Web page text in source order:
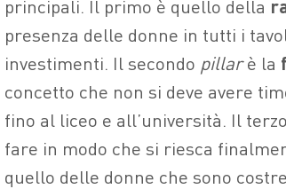
principali. Il primo è quello della
presenza delle donne in tutti i
investimenti. Il secondo pillarè la
concetto che non si deve avere
fino al liceo e all’università. Il
fare in modo che si riesca
quello delle donne che sono